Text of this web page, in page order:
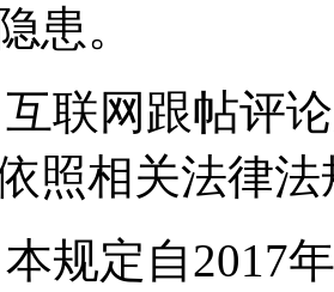
患。
联网跟帖评
照相关法律
规定自2017